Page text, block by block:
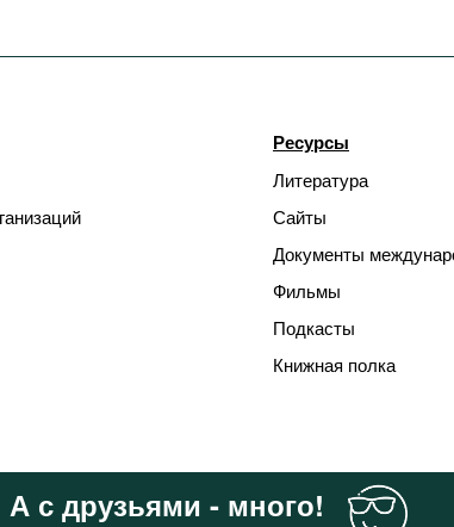
Ресурсы
Литература
Сайты
Документы
Фильмы
Подкасты
Книжная полка
А с друзьями - много!